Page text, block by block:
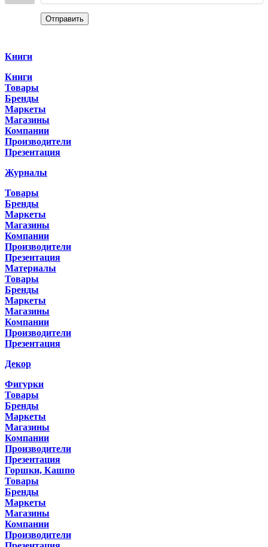
Отправить
Книги
Книги
Товары
Бренды
Маркеты
Магазины
Компании
Производители
Презентация
Журналы
Товары
Бренды
Маркеты
Магазины
Компании
Производители
Презентация
Материалы
Товары
Бренды
Маркеты
Магазины
Компании
Производители
Презентация
Декор
Фигурки
Товары
Бренды
Маркеты
Магазины
Компании
Производители
Презентация
Горшки, Кашпо
Товары
Бренды
Маркеты
Магазины
Компании
Производители